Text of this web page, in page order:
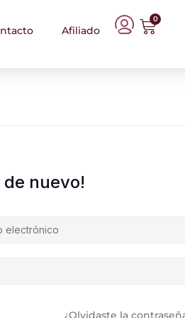
Afiliado
0
de nuevo!
¿Olvidaste la